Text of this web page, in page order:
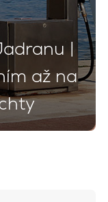
|
až na